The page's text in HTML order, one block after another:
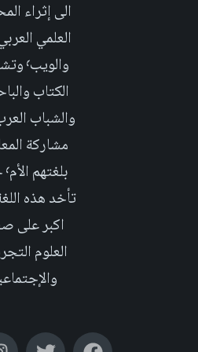
الى إثراء المحتوى
العلمي العربي على
والويب٬ وتشجيع
الكتاب والباحثين
والشباب العرب على
مشاركة المعلومة
بلغتهم الأم٬ حتى
تأخد هذه اللغة دوراً
اكبر على صعيد
العلوم التجريبية
والإجتماعية.